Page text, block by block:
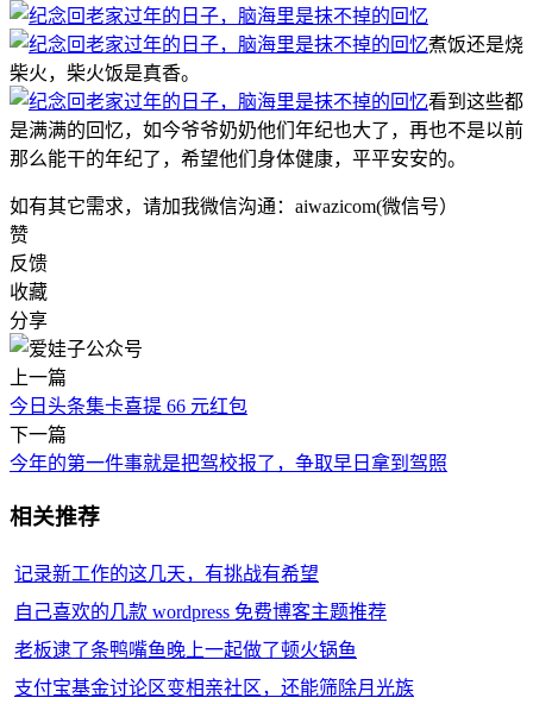
煮饭还是烧
柴火，柴火饭是真香。
看到这些都
是满满的回忆，如今爷爷奶奶他们年纪也大了，再也不是以前
那么能干的年纪了，希望他们身体健康，平平安安的。
如有其它需求，请加我微信沟通：aiwazicom(微信号）
赞
反馈
收藏
分享
上一篇
今日头条集卡喜提 66 元红包
下一篇
今年的第一件事就是把驾校报了，争取早日拿到驾照
相关推荐
记录新工作的这几天，有挑战有希望
自己喜欢的几款 wordpress 免费博客主题推荐
老板逮了条鸭嘴鱼晚上一起做了顿火锅鱼
支付宝基金讨论区变相亲社区，还能筛除月光族